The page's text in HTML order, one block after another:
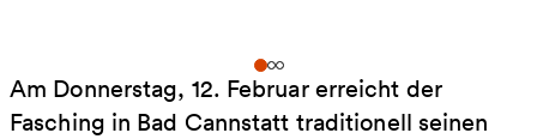
Am Donnerstag, 12. Februar erreicht der
Fasching in Bad Cannstatt traditionell seinen